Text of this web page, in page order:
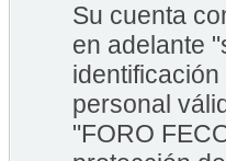
Su cuenta
en adelante
personal
"FORO